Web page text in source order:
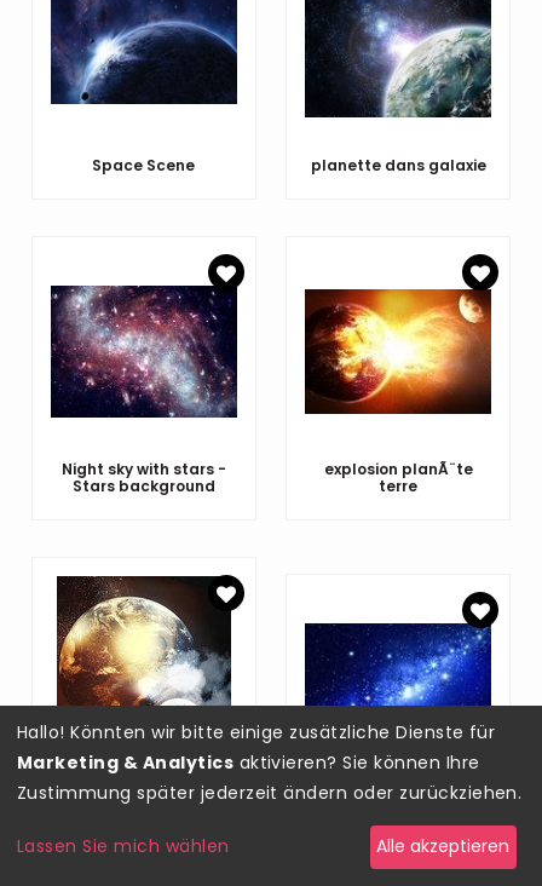
Space Scene planette dans galaxie
Night sky with stars -
Stars background
explosion planÃ¨te
terre
Image of planets in
space
Hallo! Könnten wir bitte einige zusätzliche Dienste für
Marketing & Analytics aktivieren? Sie können Ihre
Zustimmung später jederzeit ändern oder zurückziehen.
Lassen Sie mich wählen Alle akzeptieren